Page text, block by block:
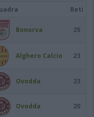
Reti
Bonorva 25
Alghero Calcio 23
Ovodda 23
Ovodda 20